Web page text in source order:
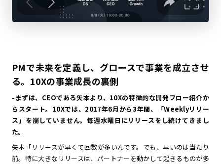
PMで未来を定義し、グロースで事業を成立させ
る。10Xの事業成長の裏側
-まずは、CEOである矢本より、10Xの特徴的な開発フロー紹介か
らスタート。10Xでは、2017年6月から3年間、「Weeklyリリー
ス」を崩していません。毎週水曜日にリリースをし続けてきまし
た。
矢本「リリースが早くて回数が多いんです。でも、早いのは当たり
前。特に大きなリリースは、パートナーを動かして起きるものが多